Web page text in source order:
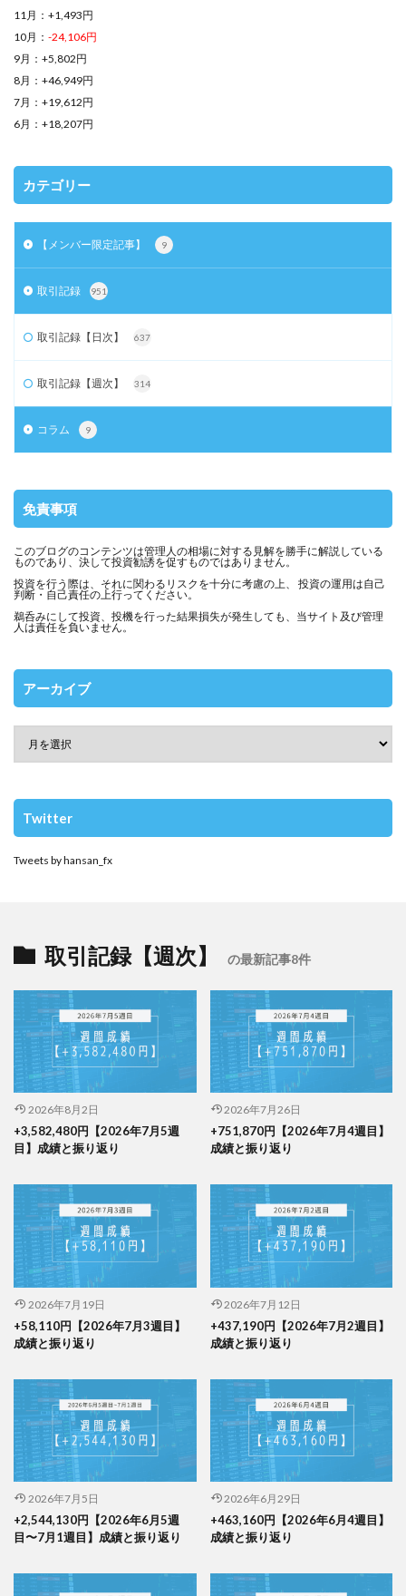
11月：+1,493円
10月： -24,106円
9月：+5,802円
8月：+46,949円
7月：+19,612円
6月：+18,207円
カテゴリー
【メンバー限定記事】 9
取引記録 951
取引記録【日次】 637
取引記録【週次】 314
コラム 9
免責事項
このブログのコンテンツは管理人の相場に対する見解を勝手に解説している
ものであり、決して投資勧誘を促すものではありません。
投資を行う際は、それに関わるリスクを十分に考慮の上、 投資の運用は自己
判断・自己責任の上行ってください。
鵜呑みにして投資、投機を行った結果損失が発生しても、当サイト及び管理
人は責任を負いません。
アーカイブ
Twitter
Tweets by hansan_fx
取引記録【週次】 の最新記事8件
2026年8月2日
+3,582,480円【2026年7月5週
目】成績と振り返り
2026年7月26日
+751,870円【2026年7月4週目】
成績と振り返り
2026年7月19日
+58,110円【2026年7月3週目】
成績と振り返り
2026年7月12日
+437,190円【2026年7月2週目】
成績と振り返り
2026年7月5日
+2,544,130円【2026年6月5週
目〜7月1週目】成績と振り返り
2026年6月29日
+463,160円【2026年6月4週目】
成績と振り返り